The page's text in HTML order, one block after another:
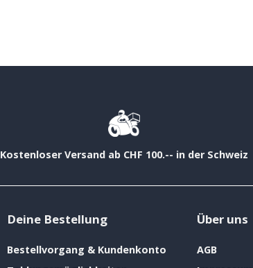
Kostenloser Versand ab CHF 100.-- in der Schweiz
Deine Bestellung
Bestellvorgang & Kundenkonto
Über uns
AGB